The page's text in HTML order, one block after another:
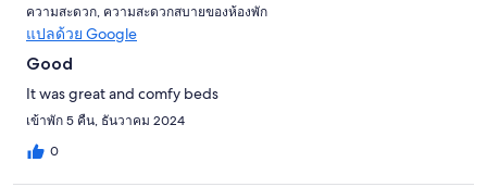
ความสะดวก, ความสะดวกสบายของห้องพัก
แปลด้วย Google
Good
It was great and comfy beds
เข้าพัก 5 คืน, ธันวาคม 2024
0